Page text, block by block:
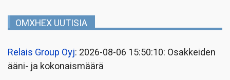
OMXHEX UUTISIA
Relais Group Oyj: 2026-08-06 15:50:10: Osakkeiden
ääni- ja kokonaismäärä